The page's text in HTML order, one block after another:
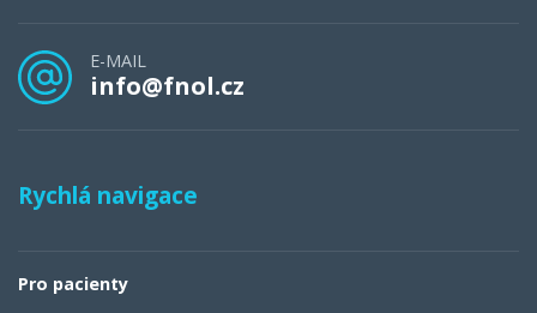
E-MAIL
info@fnol.cz
Rychlá navigace
Pro pacienty